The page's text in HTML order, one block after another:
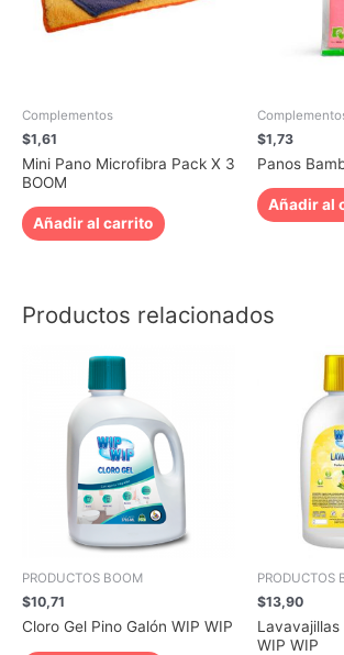
Complementos
$1,61
Mini Pano Microfibra Pack X 3
BOOM
Añadir al carrito
$1,73
Panos
Añadir al
Productos relacionados
PRODUCTOS BOOM
$10,71
Cloro Gel Pino Galón WIP WIP
PRODUCTOS
$13,90
WIP WIP